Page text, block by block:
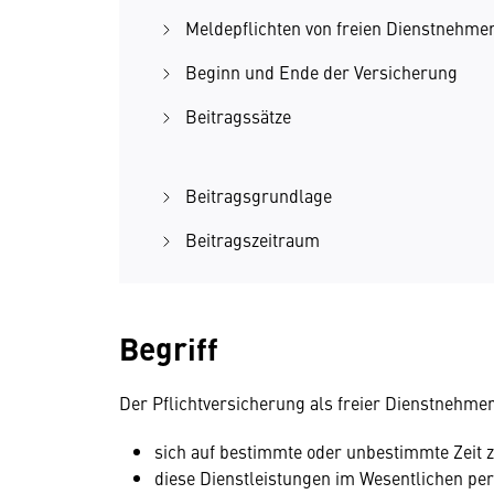
Meldepflichten von freien
Beginn und Ende der Versicherung
Beitragssätze
Beitragsgrundlage
Beitragszeitraum
Begriff
Der Pflichtversicherung als freier
sich auf bestimmte oder unbestimmte
diese Dienstleistungen im Wesentlichen